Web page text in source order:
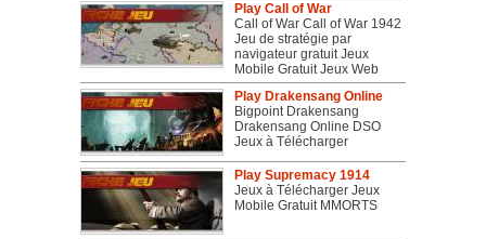
Play Call of War
Call of War Call of War 1942
Jeu de stratégie par
navigateur gratuit Jeux
Mobile Gratuit Jeux Web
Play Drakensang Online
Bigpoint Drakensang
Drakensang Online DSO
Jeux à Télécharger
Play Supremacy 1914
Jeux à Télécharger Jeux
Mobile Gratuit MMORTS